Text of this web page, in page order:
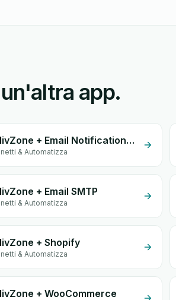
app.
DelivZone + Email Notifications by eGrow
& Automatizza
+ Email SMTP
& Automatizza
+ Shopify
& Automatizza
+ WooCommerce